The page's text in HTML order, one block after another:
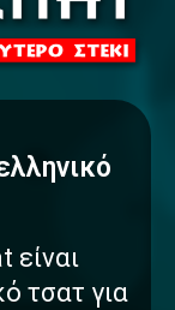
είναι
τσατ για